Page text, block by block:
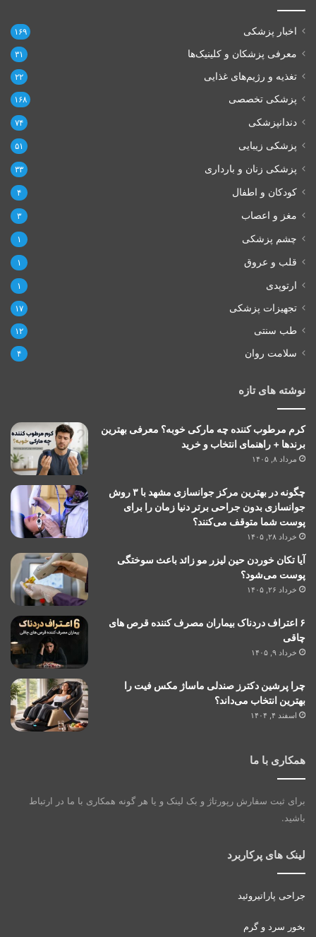
اخبار پزشکی ۱۶۹
معرفی پزشکان و کلینیک‌ها ۳۱
تغذیه و رژیم‌های غذایی ۲۲
پزشکی تخصصی ۱۶۸
دندانپزشکی ۷۴
پزشکی زیبایی ۵۱
پزشکی زنان و بارداری ۳۳
کودکان و اطفال ۴
مغز و اعصاب ۳
چشم پزشکی ۱
قلب و عروق ۱
ارتوپدی ۱
تجهیزات پزشکی ۱۷
طب سنتی ۱۲
سلامت روان ۴
نوشته های تازه
کرم مرطوب کننده چه مارکی خوبه؟ معرفی بهترین
برندها + راهنمای انتخاب و خرید
مرداد ۸, ۱۴۰۵
چگونه در بهترین مرکز جوانسازی مشهد با ۳ روش
جوانسازی بدون جراحی برتر دنیا زمان را برای
پوست شما متوقف می‌کنند؟
خرداد ۲۸, ۱۴۰۵
آیا تکان خوردن حین لیزر مو زائد باعث سوختگی
پوست می‌شود؟
خرداد ۲۶, ۱۴۰۵
۶ اعتراف دردناک بیماران مصرف کننده قرص های
چاقی
خرداد ۹, ۱۴۰۵
چرا پرشین دکترز صندلی ماساژ مکس فیت را
بهترین انتخاب می‌داند؟
اسفند ۴, ۱۴۰۴
همکاری با ما
برای ثبت سفارش رپورتاژ و بک لینک و یا هر گونه همکاری با ما در ارتباط
باشید.
لینک های پرکاربرد
جراحی پاراتیروئید
بخور سرد و گرم